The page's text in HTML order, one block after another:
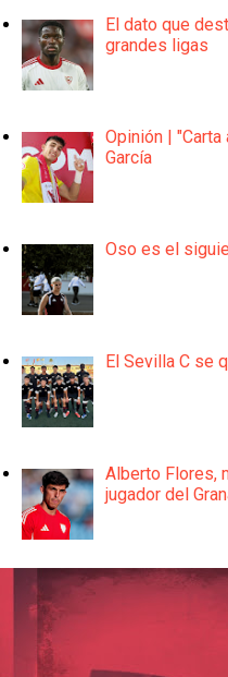
El dato que
grandes ligas
Opinión |
García
Oso es el
El Sevilla C se
Alberto Flores,
jugador del